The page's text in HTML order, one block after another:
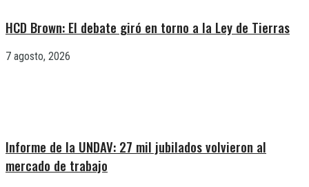
HCD Brown: El debate giró en torno a la Ley de Tierras
7 agosto, 2026
Informe de la UNDAV: 27 mil jubilados volvieron al
mercado de trabajo